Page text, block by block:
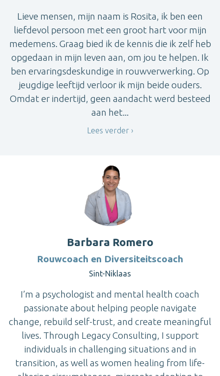
Lieve mensen, mijn naam is Rosita, ik ben een
liefdevol persoon met een groot hart voor mijn
medemens. Graag bied ik de kennis die ik zelf heb
opgedaan in mijn leven aan, om jou te helpen. Ik
ben ervaringsdeskundige in rouwverwerking. Op
jeugdige leeftijd verloor ik mijn beide ouders.
Omdat er indertijd, geen aandacht werd besteed
aan het...
Lees verder
Barbara Romero
Rouwcoach en Diversiteitscoach
Sint-Niklaas
I’m a psychologist and mental health coach
passionate about helping people navigate
change, rebuild self-trust, and create meaningful
lives. Through Legacy Consulting, I support
individuals in challenging situations and in
transition, as well as women healing from life-